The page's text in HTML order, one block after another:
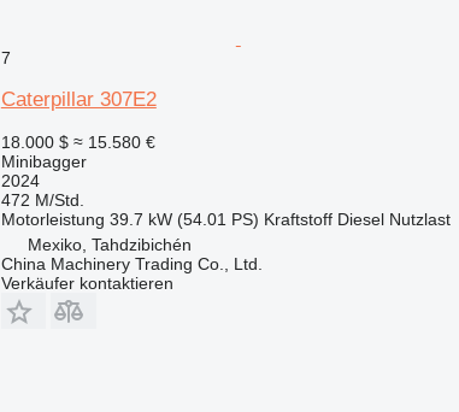
7
Caterpillar 307E2
18.000 $ ≈ 15.580 €
Minibagger
2024
472 M/Std.
Motorleistung 39.7 kW (54.01 PS) Kraftstoff Diesel Nutzlast
Mexiko, Tahdzibichén
China Machinery Trading Co., Ltd.
Verkäufer kontaktieren